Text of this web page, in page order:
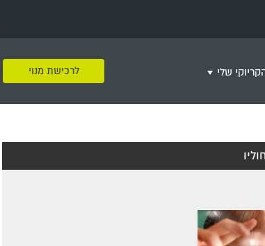
מסיבת רווקות
שירי יום הזיכרון
שלי
צור רשימת השמעה חדשה
לרכישת מנוי